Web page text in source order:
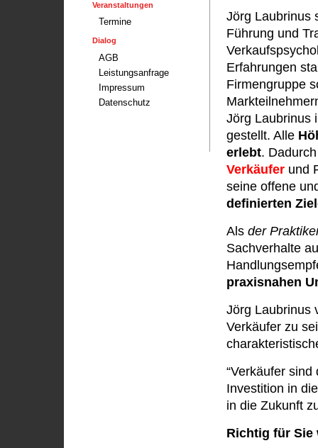
Veranstaltungen
Termine
Dialog
AGB
Leistungsanfrage
Impressum
Datenschutz
Jörg Laubrinus
Führung und
Erfahrungen
Firmengruppe
Jörg Laubrinus
gestellt. Alle
erlebt.
Verkäufer und
seine offene
definierten
Als der
Sachverhalte
praxisnahen
Jörg Laubrinus
Verkäufer zu
“Verkäufer
Investition in
in die Zukunft
Richtig für Sie